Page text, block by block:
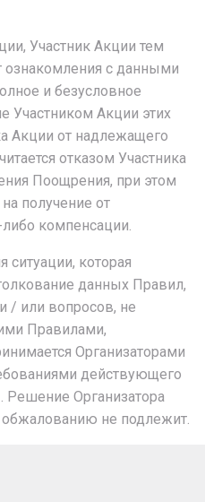
Участник Акции тем
с данными
и безусловное
Участником Акции этих
Акции от надлежащего
отказом Участника
Поощрения, при этом
получение от
компенсации.
ситуации, которая
данных Правил,
/ или вопросов, не
Правилами,
Организаторами
действующего
Решение Организатора
обжалованию не подлежит.